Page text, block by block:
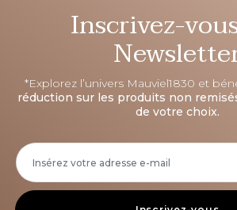
Inscrivez-
*Explorez l’univers Mauviel1830 et
réduction sur les produits non
de votre choix.